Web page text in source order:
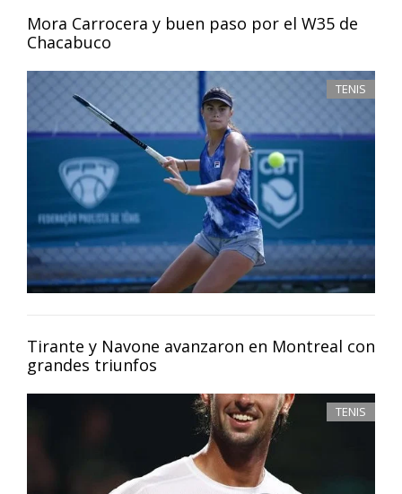
Mora Carrocera y buen paso por el W35 de
Chacabuco
TENIS
Tirante y Navone avanzaron en Montreal con
grandes triunfos
TENIS